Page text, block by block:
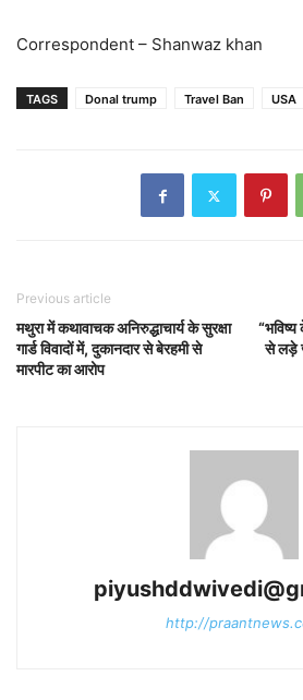
Correspondent – Shanwaz khan
TAGS Donal trump Travel Ban USA
Previous article
मथुरा में कथावाचक अनिरुद्धाचार्य के सुरक्षा
गार्ड विवादों में, दुकानदार से बेरहमी से
मारपीट का आरोप
से लड़े
http://